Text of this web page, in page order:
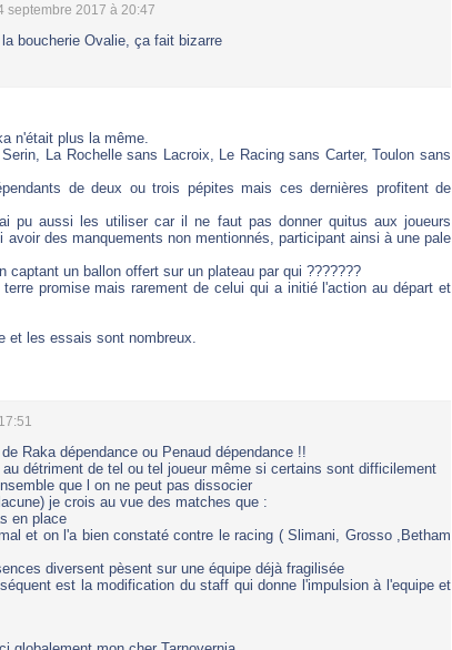
septembre 2017 à 20:47
la boucherie Ovalie, ça fait bizarre
n'était plus la même.
La Rochelle sans Lacroix, Le Racing sans Carter, Toulon sans
de deux ou trois pépites mais ces dernières profitent de
pu aussi les utiliser car il ne faut pas donner quitus aux joueurs
des manquements non mentionnés, participant ainsi à une pale
un ballon offert sur un plateau par qui ???????
promise mais rarement de celui qui a initié l'action au départ et
et les essais sont nombreux.
Raka dépendance ou Penaud dépendance !!
détriment de tel ou tel joueur même si certains sont difficilement
que l on ne peut pas dissocier
je crois au vue des matches que :
en place
et on l'a bien constaté contre le racing ( Slimani, Grosso ,Betham
diversent pèsent sur une équipe déjà fragilisée
est la modification du staff qui donne l'impulsion à l'equipe et